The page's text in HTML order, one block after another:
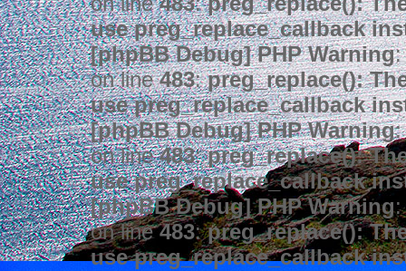
use preg_replace_callback
[phpBB Debug] PHP Warning:
on line483:preg_replace():
use preg_replace_callback
[phpBB Debug] PHP Warning:
on line483:preg_replace():
use preg_replace_callback
[phpBB Debug] PHP Warning:
on line483:preg_replace():
use preg_replace_callback